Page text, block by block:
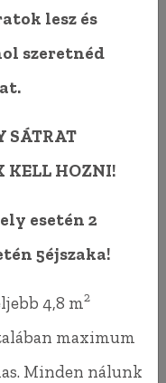
lesz és
szeretnéd
SÁTRAT
KELL HOZNI!
esetén 2
5éjszaka!
4,8 m2
maximum
Minden nálunk